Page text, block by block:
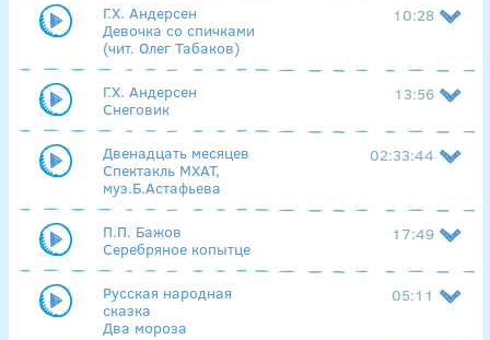
Г.Х. Андерсен
Девочка со спичками
(чит. Олег Табаков)
10:28
Г.Х. Андерсен
Снеговик
13:56
Двенадцать месяцев
Спектакль МХАТ,
муз.Б.Астафьева
02:33:44
П.П. Бажов
Серебряное копытце
17:49
Русская народная
сказка
Два мороза
05:11